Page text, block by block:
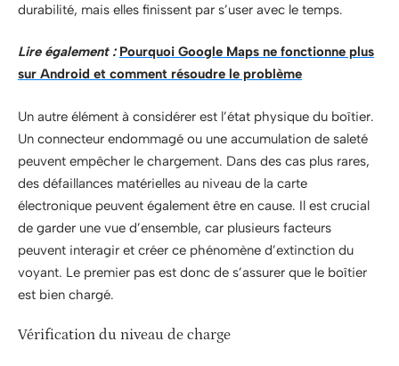
durabilité, mais elles finissent par s’user avec le temps.
Lire également : Pourquoi Google Maps ne fonctionne plus
sur Android et comment résoudre le problème
Un autre élément à considérer est l’état physique du boîtier.
Un connecteur endommagé ou une accumulation de saleté
peuvent empêcher le chargement. Dans des cas plus rares,
des défaillances matérielles au niveau de la carte
électronique peuvent également être en cause. Il est crucial
de garder une vue d’ensemble, car plusieurs facteurs
peuvent interagir et créer ce phénomène d’extinction du
voyant. Le premier pas est donc de s’assurer que le boîtier
est bien chargé.
Vérification du niveau de charge